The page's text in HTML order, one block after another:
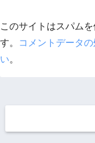
このサイトはスパム
す。
コメントデータ
い。